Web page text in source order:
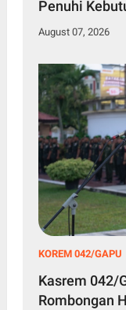
Penuhi
August 07, 2026
KOREM 042/GAPU
Kasrem 042/
Rombongan